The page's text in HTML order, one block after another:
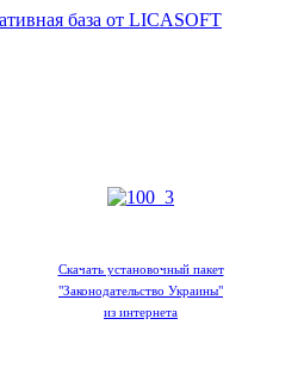
Скачать установочный пакет
"Законодательство Украины"
из интернета